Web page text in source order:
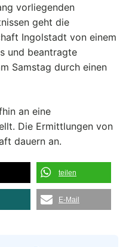
vorliegenden
geht die
Ingolstadt von einem
und beantragte
Samstag durch einen
an eine
Die Ermittlungen von
dauern an.
teilen
E-Mail